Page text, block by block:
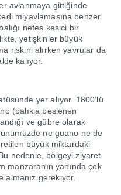
avlanmaya gittiğinde
miyavlamasına benzer
nefes kesici bir
yetişkinler büyük
riskini alırken yavrular da
kalıyor.
yer alıyor. 1800’lü
(balıkla beslenen
ve gübre olarak
ne guano ne de
büyük miktardaki
nedenle, bölgeyi ziyaret
manzaranın yanında çok
almanız gerekiyor.